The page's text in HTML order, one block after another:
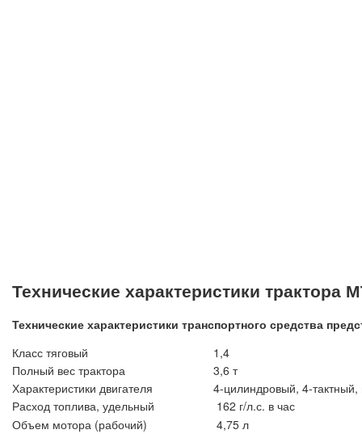
Технические характеристики трактора
Технические характеристики транспортного средства
Класс тяговый
1,4
Полный вес трактора
3,6 т
Характеристики двигателя
4-цилиндровый, 4-
Расход топлива, удельный
162 г/л.с. в час
Объем мотора (рабочий)
4,75 л